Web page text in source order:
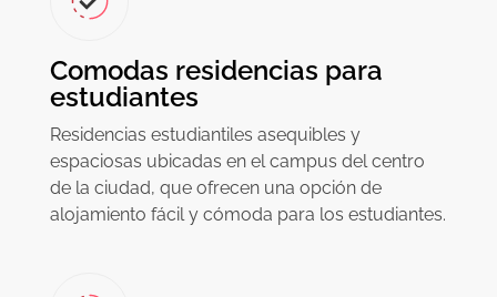
Comodas residencias para
estudiantes
Residencias estudiantiles asequibles y
espaciosas ubicadas en el campus del centro
de la ciudad, que ofrecen una opción de
alojamiento fácil y cómoda para los estudiantes.